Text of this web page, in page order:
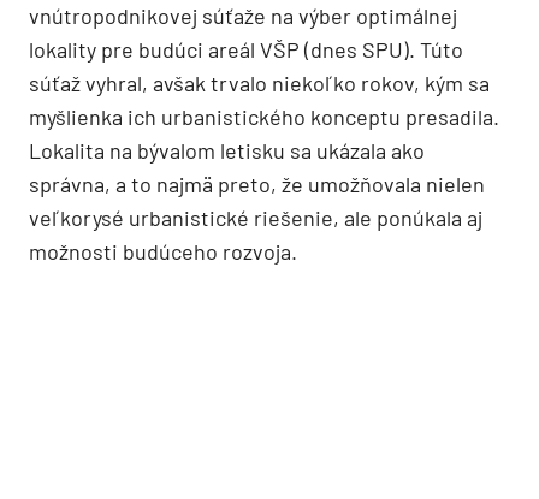
vnútropodnikovej súťaže na výber optimálnej
lokality pre budúci areál VŠP (dnes SPU). Túto
súťaž vyhral, avšak trvalo niekoľko rokov, kým sa
myšlienka ich urbanistického konceptu presadila.
Lokalita na bývalom letisku sa ukázala ako
správna, a to najmä preto, že umožňovala nielen
veľkorysé urbanistické riešenie, ale ponúkala aj
možnosti budúceho rozvoja.